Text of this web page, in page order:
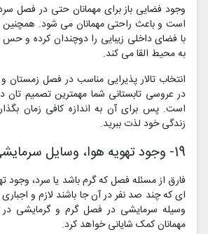
وجود فضایی باز برای مهمانان حتی در فصل
است و باعث راحتی مهمانان می شود.
با فضای داخلی زیبایی را دوچندان کرده و حس
به محیط القا می کند.
انتخاب تالار پذیرایی مناسب در فصل زمستان و
در عروسی تابستانی شما مهمترین تصمیم تان
است. پس برای آن به اندازه کافی زمان
زندگی خود لذت ببرید.
19- وجود تهویه هوا، وسایل سرمایشی و گرمایشی
فارق از مسئله فصل که گرم باشد یا سرد، وجود
ای که چند صد نفر در آن جا باشند لازم و
وسیله سرمایشی در فصل گرم و گرمایشی
مهمانان کمک شایانی خواهد کرد.